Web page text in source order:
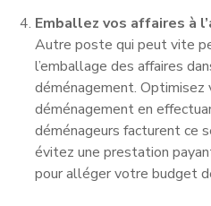
Emballez vos affaires à
Autre poste qui peut vite
l’emballage des affaires
déménagement.
déménagement en
déménageurs facturent ce
évitez une prestation
pour alléger votre budget